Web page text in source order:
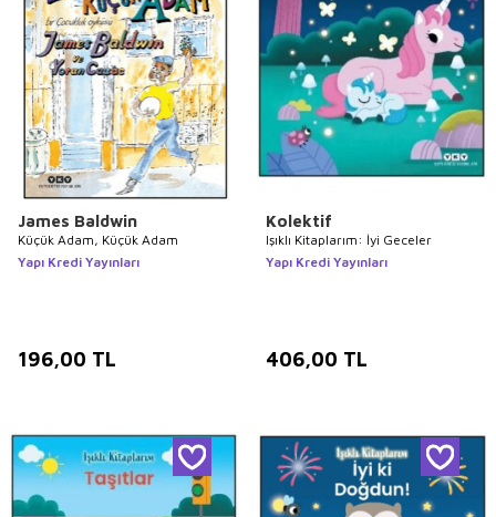
James Baldwin
Küçük Adam, Küçük Adam
Yapı Kredi Yayınları
196,00 TL
Kolektif
Işıklı Kitaplarım: İyi Geceler
Yapı Kredi Yayınları
406,00 TL